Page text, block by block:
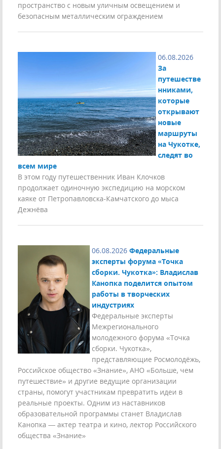
пространство с новым уличным освещением и
безопасным металлическим ограждением
06.08.2026
За
путешестве
нниками,
которые
открывают
новые
маршруты
на Чукотке,
следят во
всем мире
В этом году путешественник Иван Клочков
продолжает одиночную экспедицию на морском
каяке от Петропавловска-Камчатского до мыса
Дежнёва
06.08.2026 Федеральные
эксперты форума «Точка
сборки. Чукотка»: Владислав
Канопка поделится опытом
работы в творческих
индустриях
Федеральные эксперты
Межрегионального
молодежного форума «Точка
сборки. Чукотка»,
представляющие Росмолодёжь,
Российское общество «Знание», АНО «Больше, чем
путешествие» и другие ведущие организации
страны, помогут участникам превратить идеи в
реальные проекты. Одним из наставников
образовательной программы станет Владислав
Канопка — актер театра и кино, лектор Российского
общества «Знание»